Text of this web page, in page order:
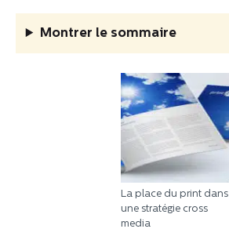
Montrer le sommaire
La place du print dans
une stratégie cross
media